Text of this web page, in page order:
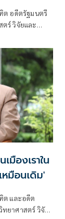
ต อดีตรัฐมนตรี
ตร์ วิจัยและ
ม่"
มืองเราใน
มือนเดิม'
ต และอดีต
ทยาศาสตร์ วิจัย